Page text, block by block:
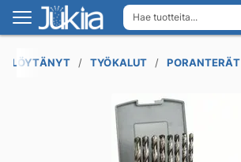
Hae tuotteita...
Siirry
navigointiin
Siirry
sisältöön
LÖYTÄNYT TYÖKALUT PORANTERÄT